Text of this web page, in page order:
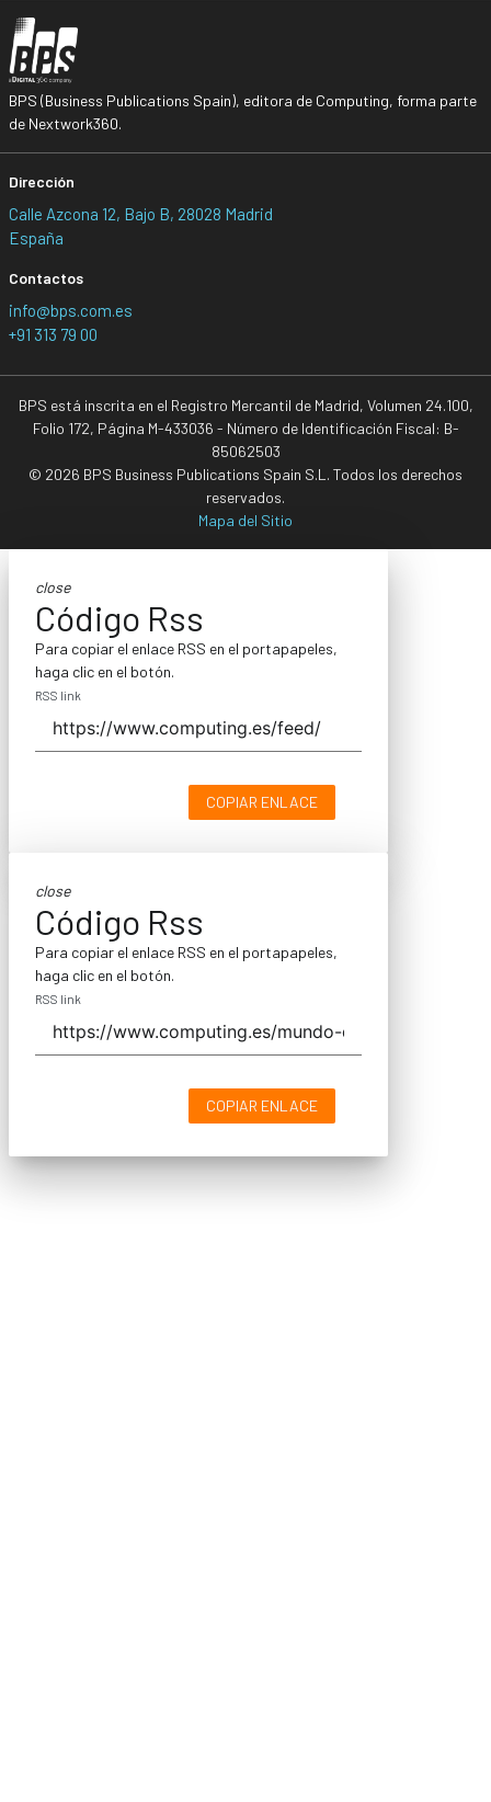
BPS (Business Publications Spain), editora de Computing, forma parte
de Nextwork360.
Dirección
Calle Azcona 12, Bajo B, 28028 Madrid
España
Contactos
info@bps.com.es
+91 313 79 00
BPS está inscrita en el Registro Mercantil de Madrid, Volumen 24.100,
Folio 172, Página M-433036 - Número de Identificación Fiscal: B-
85062503
© 2026 BPS Business Publications Spain S.L. Todos los derechos
reservados.
Mapa del Sitio
close
Código Rss
Para copiar el enlace RSS en el portapapeles,
haga clic en el botón.
RSS link
COPIAR ENLACE
close
Código Rss
Para copiar el enlace RSS en el portapapeles,
haga clic en el botón.
RSS link
COPIAR ENLACE